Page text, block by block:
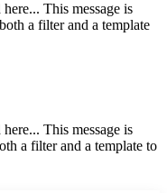
This message is
a filter and a template
This message is
a filter and a template to